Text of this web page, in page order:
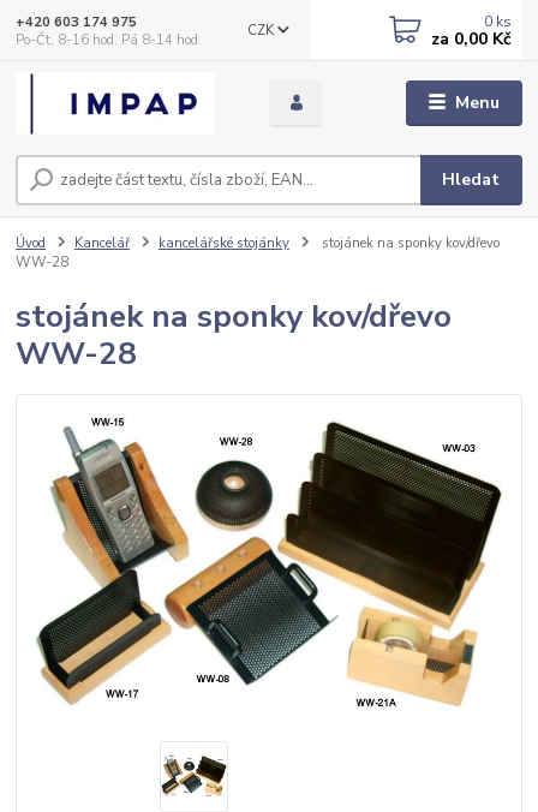
Menu
CZK
Hledat
+420 603 174 975
Po-Čt, 8-16 hod. Pá 8-14 hod.
0 ks
za 0,00 Kč
Úvod Kancelář kancelářské stojánky
stojánek na sponky kov/dřevo
WW-28
stojánek na sponky kov/dřevo
WW-28